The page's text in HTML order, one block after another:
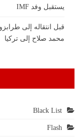
يستقبل وفد IMF
قبل انتقاله إلى
محمد صلاح إلى تركيا
Black List
Flash